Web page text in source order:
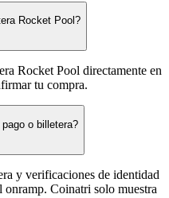
Rocket Pool?
Rocket Pool directamente en
tu compra.
o billetera?
y verificaciones de identidad
onramp. Coinatri solo muestra